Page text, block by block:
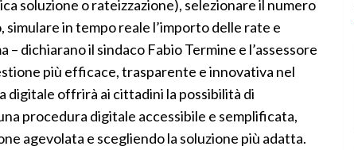
soluzione o rateizzazione), selezionare il numero
in tempo reale l’importo delle rate e
– dichiarano il sindaco Fabio Termine e l’assessore
più efficace, trasparente e innovativa nel
offrirà ai cittadini la possibilità di
procedura digitale accessibile e semplificata,
agevolata e scegliendo la soluzione più adatta.